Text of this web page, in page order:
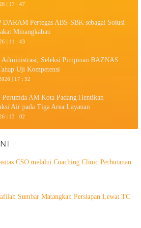
| 17 : 47
DARAM Pertegas ABS-SBK sebagai Solusi
Minangkabau
| 11 : 43
Administrasi, Seleksi Pimpinan BAZNAS
Uji Kompetensi
| 17 : 52
AM Kota Padang Hentikan
Air pada Tiga Area Layanan
| 13 : 02
CSO melalui Coaching Clinic Perhutanan
Sumbar Matangkan Persiapan Lewat TC